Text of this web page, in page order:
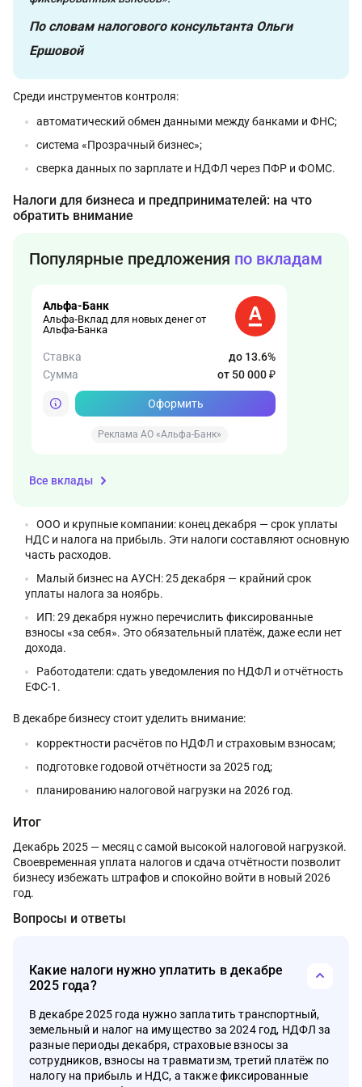
По словам налогового консультанта Ольги
Ершовой
Среди инструментов контроля:
автоматический обмен данными между банками и ФНС;
система «Прозрачный бизнес»;
сверка данных по зарплате и НДФЛ через ПФР и ФОМС.
Налоги для бизнеса и предпринимателей: на что
обратить внимание
Популярные предложения по вкладам
Альфа-Банк
Альфа‑Вклад для новых денег от
Альфа-Банка
Ставка
до 13.6%
Сумма
от 50 000 ₽
Оформить
Реклама АО «Альфа-Банк»
Все вклады
ООО и крупные компании: конец декабря — срок уплаты
НДС и налога на прибыль. Эти налоги составляют основную
часть расходов.
Малый бизнес на АУСН: 25 декабря — крайний срок
уплаты налога за ноябрь.
ИП: 29 декабря нужно перечислить фиксированные
взносы «за себя». Это обязательный платёж, даже если нет
дохода.
Работодатели: сдать уведомления по НДФЛ и отчётность
ЕФС-1.
В декабре бизнесу стоит уделить внимание:
корректности расчётов по НДФЛ и страховым взносам;
подготовке годовой отчётности за 2025 год;
планированию налоговой нагрузки на 2026 год.
Итог
Декабрь 2025 — месяц с самой высокой налоговой нагрузкой.
Своевременная уплата налогов и сдача отчётности позволит
бизнесу избежать штрафов и спокойно войти в новый 2026
год.
Вопросы и ответы
Какие налоги нужно уплатить в декабре
2025 года?
В декабре 2025 года нужно заплатить транспортный,
земельный и налог на имущество за 2024 год, НДФЛ за
разные периоды декабря, страховые взносы за
сотрудников, взносы на травматизм, третий платёж по
налогу на прибыль и НДС, а также фиксированные